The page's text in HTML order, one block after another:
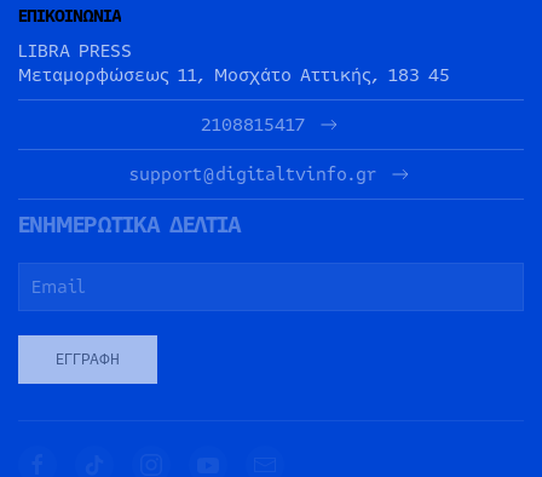
ΕΠΙΚΟΙΝΩΝΙΑ
LIBRA PRESS
Μεταμορφώσεως 11, Μοσχάτο Αττικής, 183 45
2108815417
support@digitaltvinfo.gr
ΕΝΗΜΕΡΩΤΙΚΑ ΔΕΛΤΙΑ
ΕΓΓΡΑΦΉ